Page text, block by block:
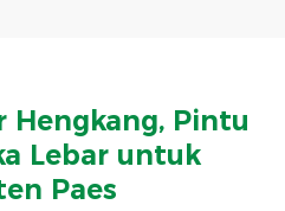
Hengkang, Pintu
Lebar untuk
Paes